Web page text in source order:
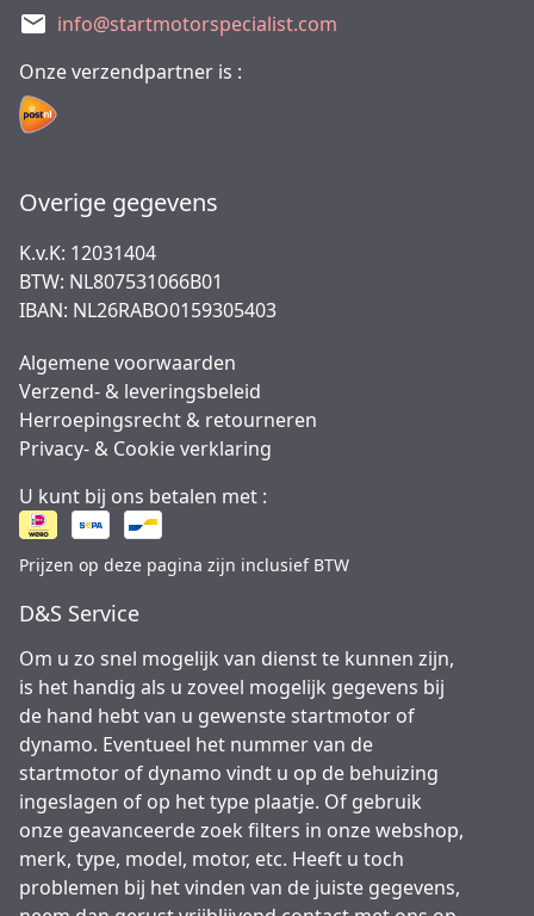
info@startmotorspecialist.com
Onze verzendpartner is :
Overige gegevens
K.v.K: 12031404
BTW: NL807531066B01
IBAN: NL26RABO0159305403
Algemene voorwaarden
Verzend- & leveringsbeleid
Herroepingsrecht & retourneren
Privacy- & Cookie verklaring
U kunt bij ons betalen met :
Prijzen op deze pagina zijn inclusief BTW
D&S Service
Om u zo snel mogelijk van dienst te kunnen zijn,
is het handig als u zoveel mogelijk gegevens bij
de hand hebt van u gewenste startmotor of
dynamo. Eventueel het nummer van de
startmotor of dynamo vindt u op de behuizing
ingeslagen of op het type plaatje. Of gebruik
onze geavanceerde zoek filters in onze webshop,
merk, type, model, motor, etc. Heeft u toch
problemen bij het vinden van de juiste gegevens,